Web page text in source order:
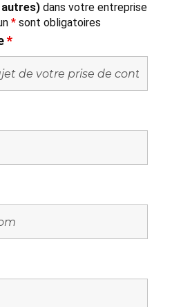
dans votre entreprise
* sont obligatoires
*